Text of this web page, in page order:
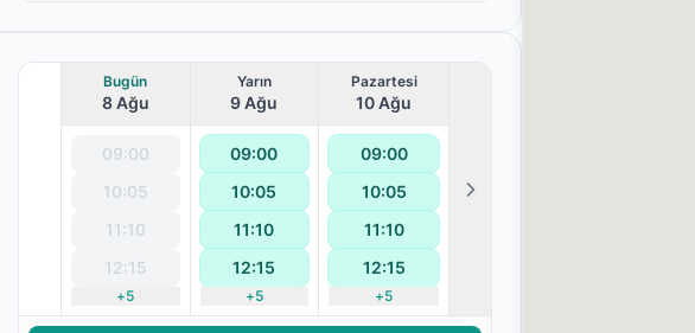
Bugün
8 Ağu
09:00
10:05
11:10
12:15
+5
Yarın
9 Ağu
09:00
10:05
11:10
12:15
+5
Pazartesi
10 Ağu
09:00
10:05
11:10
12:15
+5